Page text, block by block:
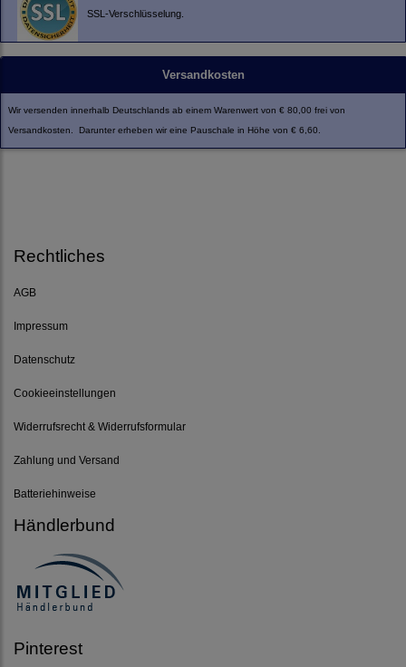
SSL-Verschlüsselung.
Versandkosten
Wir versenden innerhalb Deutschlands ab einem Warenwert von € 80,00 frei von
Versandkosten. Darunter erheben wir eine Pauschale in Höhe von € 6,60.
Rechtliches
AGB
Impressum
Datenschutz
Cookieeinstellungen
Widerrufsrecht & Widerrufsformular
Zahlung und Versand
Batteriehinweise
Händlerbund
Pinterest